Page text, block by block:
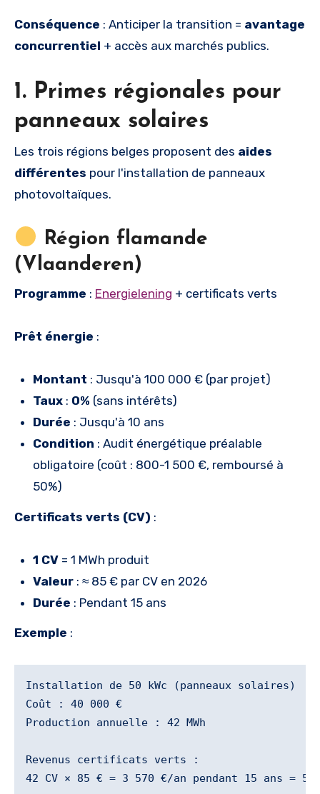
Conséquence : Anticiper la transition = avantage
concurrentiel + accès aux marchés publics.
1. Primes régionales pour
panneaux solaires
Les trois régions belges proposent des aides
différentes pour l'installation de panneaux
photovoltaïques.
Région flamande
(Vlaanderen)
Programme : Energielening + certificats verts
Prêt énergie :
Montant : Jusqu'à 100 000 € (par projet)
Taux: 0% (sans intérêts)
Durée : Jusqu'à 10 ans
Condition : Audit énergétique préalable
obligatoire (coût : 800-1 500 €, remboursé à
50%)
Certificats verts (CV) :
1 CV= 1 MWh produit
Valeur: ≈ 85 € par CV en 2026
Durée : Pendant 15 ans
Exemple :
Installation de 50 kWc (panneaux solaires)
Coût : 40 000 €
Production annuelle : 42 MWh
Revenus certificats verts :
42 CV × 85 € = 3 570 €/an pendant 15 ans = 53